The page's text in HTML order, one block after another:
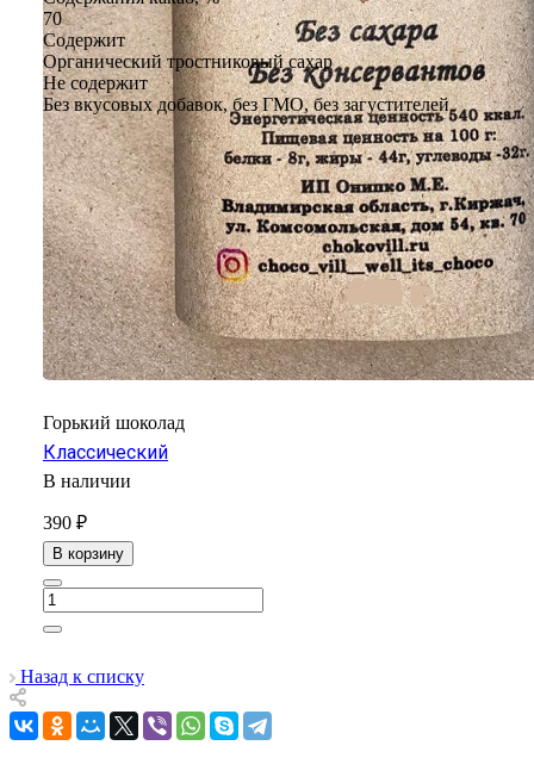
70
Содержит
Органический тростниковый сахар
Не содержит
Без вкусовых добавок, без ГМО, без загустителей
Горький шоколад
Классический
В наличии
390 ₽
В корзину
Назад к списку